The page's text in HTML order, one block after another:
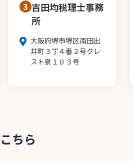
3 吉田均税理士事務
所
大阪府堺市堺区南田出
井町３丁４番２号クレ
スト泉１０３号
ちら